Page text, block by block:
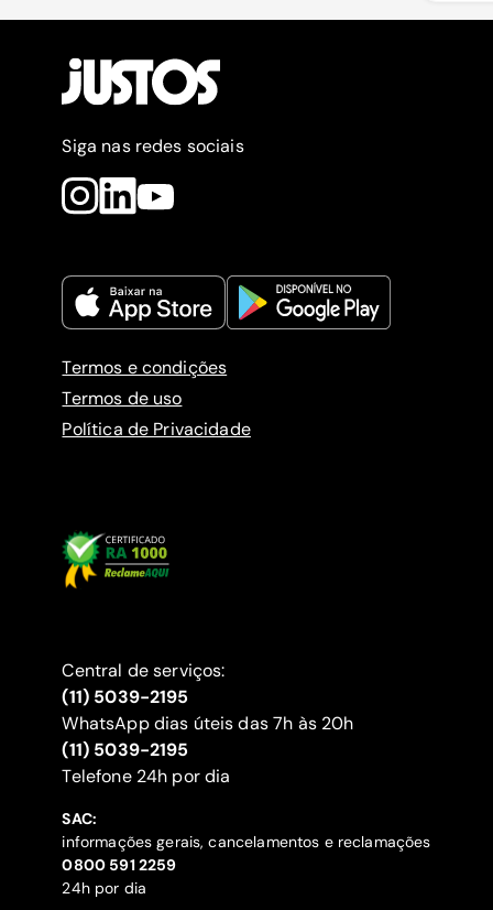
Siga nas redes sociais
Termos e condições
Termos de uso
Política de Privacidade
Central de serviços:
(11) 5039-2195
WhatsApp dias úteis das 7h às 20h
(11) 5039-2195
‍Telefone 24h por dia
SAC:
informações gerais, cancelamentos e reclamações
‍0800 591 2259
24h por dia